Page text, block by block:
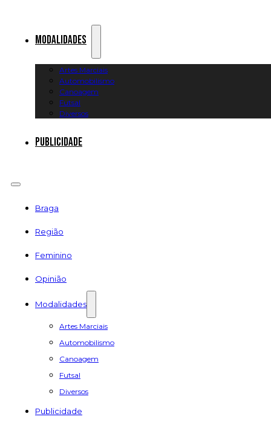
Modalidades
Artes Marciais
Automobilismo
Canoagem
Futsal
Diversos
Publicidade
Braga
Região
Feminino
Opinião
Modalidades
Artes Marciais
Automobilismo
Canoagem
Futsal
Diversos
Publicidade